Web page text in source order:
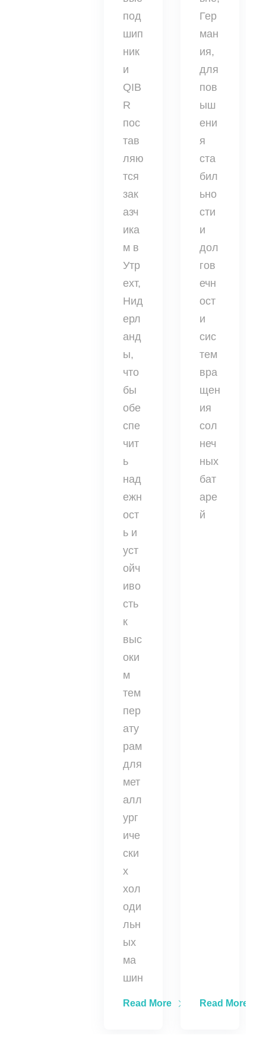
под
шип
ник
и
QIB
R
пос
тав
ляю
тся
зак
азч
ика
м в
Утр
ехт,
Нид
ерл
анд
ы,
что
бы
обе
спе
чит
ь
над
ежн
ост
ь и
уст
ойч
иво
сть
к
выс
оки
м
тем
пер
ату
рам
для
мет
алл
ург
иче
ски
х
хол
оди
льн
ых
ма
шин
Read More
Гер
ман
ия,
для
пов
ыш
ени
я
ста
бил
ьно
сти
и
дол
гов
ечн
ост
и
сис
тем
вра
щен
ия
сол
неч
ных
бат
аре
й
Read More